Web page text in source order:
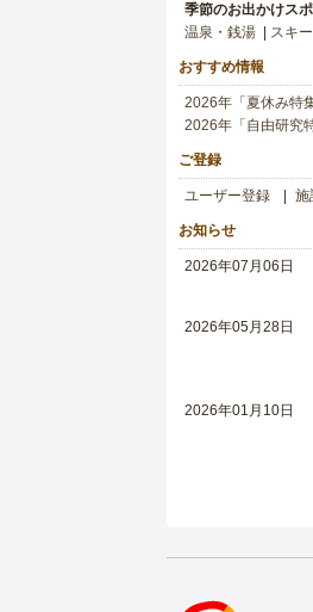
季節のお出かけス
温泉・銭湯
スキ
おすすめ情報
2026年「夏休み特
2026年「自由研究
ご登録
ユーザー登録 施
お知らせ
2026年07月06日
2026年05月28日
2026年01月10日